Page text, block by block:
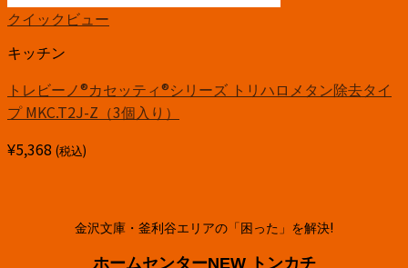
クイックビュー
キッチン
トレビーノ®カセッティ®シリーズ トリハロメタン除去タイ
プ MKC.T2J-Z（3個入り）
¥5,368 (税込)
金沢文庫・釜利谷エリアの「困った」を解決!
ホームセンターNEW トンカチ